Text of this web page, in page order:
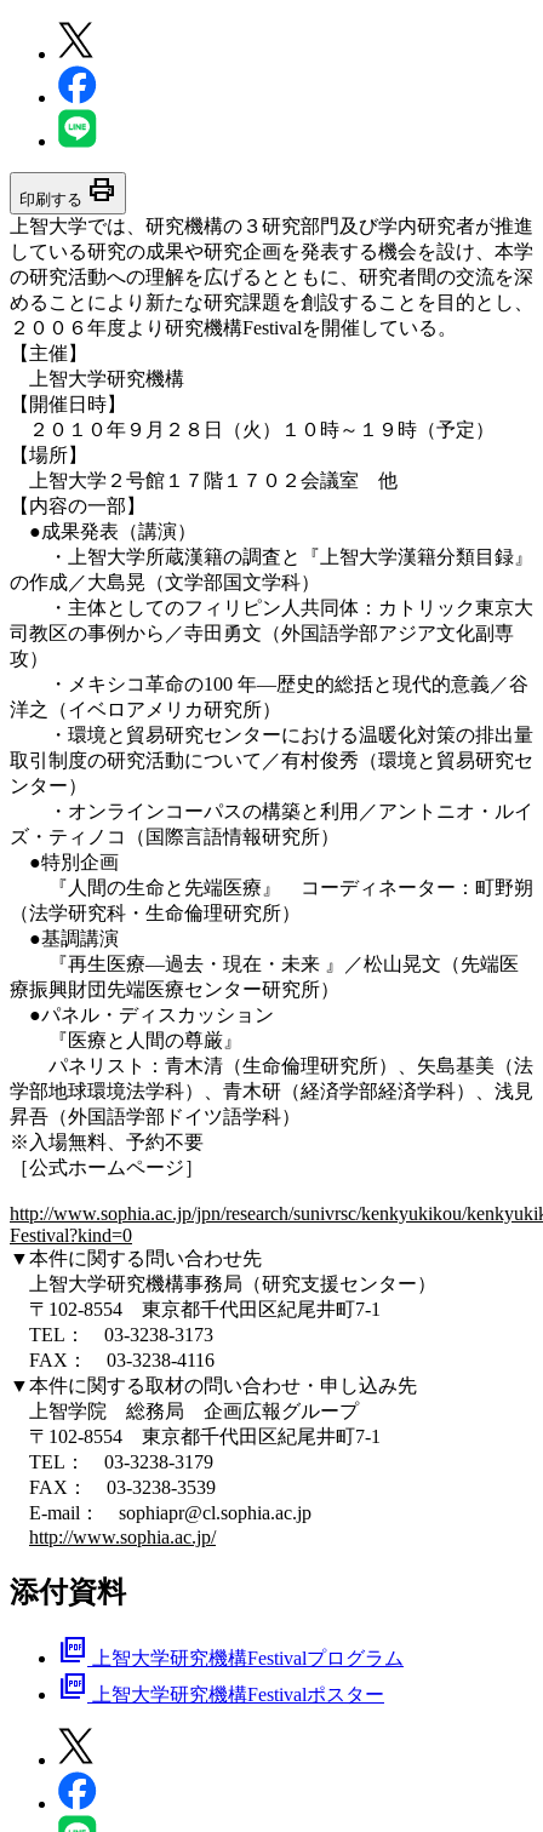
印刷する print
上智大学では、研究機構の３研究部門及び学内研究者が推進
している研究の成果や研究企画を発表する機会を設け、本学
の研究活動への理解を広げるとともに、研究者間の交流を深
めることにより新たな研究課題を創設することを目的とし、
２００６年度より研究機構Festivalを開催している。
【主催】
上智大学研究機構
【開催日時】
２０１０年９月２８日（火）１０時～１９時（予定）
【場所】
上智大学２号館１７階１７０２会議室 他
【内容の一部】
●成果発表（講演）
・上智大学所蔵漢籍の調査と『上智大学漢籍分類目録』
の作成／大島晃（文学部国文学科）
・主体としてのフィリピン人共同体：カトリック東京大
司教区の事例から／寺田勇文（外国語学部アジア文化副専
攻）
・メキシコ革命の100 年―歴史的総括と現代的意義／谷
洋之（イベロアメリカ研究所）
・環境と貿易研究センターにおける温暖化対策の排出量
取引制度の研究活動について／有村俊秀（環境と貿易研究セ
ンター）
・オンラインコーパスの構築と利用／アントニオ・ルイ
ズ・ティノコ（国際言語情報研究所）
●特別企画
『人間の生命と先端医療』 コーディネーター：町野朔
（法学研究科・生命倫理研究所）
●基調講演
『再生医療―過去・現在・未来 』／松山晃文（先端医
療振興財団先端医療センター研究所）
●パネル・ディスカッション
『医療と人間の尊厳』
パネリスト：青木清（生命倫理研究所）、矢島基美（法
学部地球環境法学科）、青木研（経済学部経済学科）、浅見
昇吾（外国語学部ドイツ語学科）
※入場無料、予約不要
［公式ホームページ］
http://www.sophia.ac.jp/jpn/research/sunivrsc/kenkyukikou/
Festival?kind=0
▼本件に関する問い合わせ先
上智大学研究機構事務局（研究支援センター）
〒102-8554 東京都千代田区紀尾井町7-1
TEL： 03-3238-3173
FAX： 03-3238-4116
▼本件に関する取材の問い合わせ・申し込み先
上智学院 総務局 企画広報グループ
〒102-8554 東京都千代田区紀尾井町7-1
TEL： 03-3238-3179
FAX： 03-3238-3539
E-mail： sophiapr@cl.sophia.ac.jp
http://www.sophia.ac.jp/
添付資料
picture_as_pdf 上智大学研究機構Festivalプログラム
picture_as_pdf 上智大学研究機構Festivalポスター